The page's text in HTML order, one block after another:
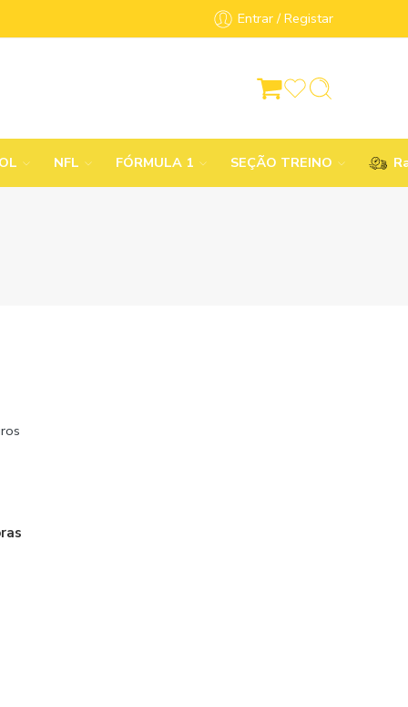
Entrar / Registar
NFL FÓRMULA 1 SEÇÃO TREINO